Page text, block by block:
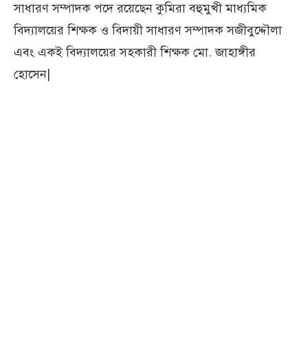
সাধারণ সম্পাদক পদে রয়েছেন কুমিরা বহুমুখী মাধ্যমিক
বিদ্যালয়ের শিক্ষক ও বিদায়ী সাধারণ সম্পাদক সজীবুদ্দৌলা
এবং একই বিদ্যালয়ের সহকারী শিক্ষক মো. জাহাঙ্গীর
হোসেন|